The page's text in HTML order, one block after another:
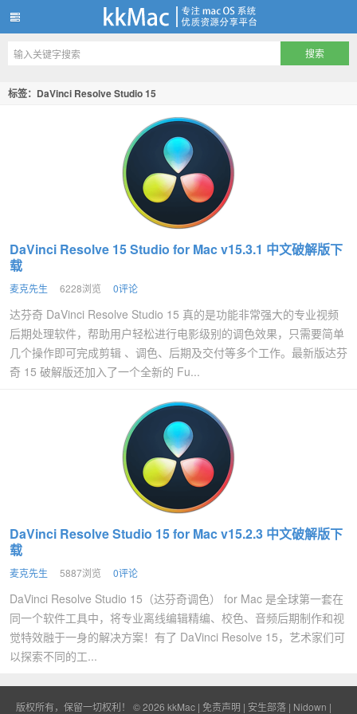
kkMac
标签：DaVinci Resolve Studio 15
DaVinci Resolve 15 Studio for Mac v15.3.1 中文破解版下
载
麦克先生 6228浏览 0评论
达芬奇 DaVinci Resolve Studio 15 真的是功能非常强大的专业视频
后期处理软件，帮助用户轻松进行电影级别的调色效果，只需要简单
几个操作即可完成剪辑 、调色、后期及交付等多个工作。最新版达芬
奇 15 破解版还加入了一个全新的 Fu...
DaVinci Resolve Studio 15 for Mac v15.2.3 中文破解版下
载
麦克先生 5887浏览 0评论
DaVinci Resolve Studio 15（达芬奇调色） for Mac 是全球第一套在
同一个软件工具中，将专业离线编辑精编、校色、音频后期制作和视
觉特效融于一身的解决方案！有了 DaVinci Resolve 15，艺术家们可
以探索不同的工...
版权所有，保留一切权利！ © 2026 kkMac | 免责声明 | 安生部落 | Nidown |